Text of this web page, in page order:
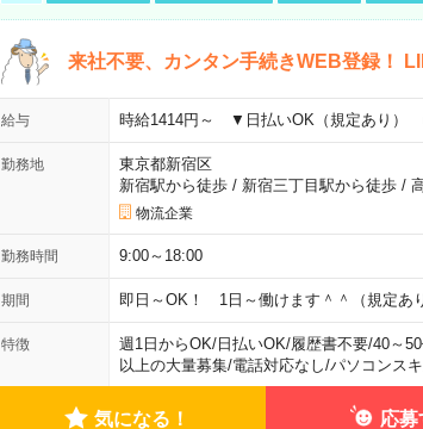
来社不要、カンタン手続きWEB登録！
給与 時給1414円～ ▼日払いOK（規定あり
勤務地
東京都新宿区
新宿駅から徒歩/ 新宿三丁目駅から徒歩/
物流企業
勤務時間 9:00～18:00
期間 即日～OK！ 1日～働けます＾＾（規定あり
特徴 週1日からOK/日払いOK/履歴書不要/40～
以上の大量募集/電話対応なし/パソコンス
気になる！ 応募